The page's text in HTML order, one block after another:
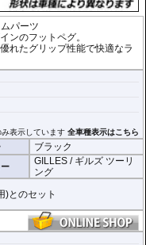
パーツ
ンのフットペグ。
れたグリップ性能で快適なラ
み表示しています全車種表示はこちら
ブラック
ー
GILLES / ギルズ ツーリ
ング
)とのセット